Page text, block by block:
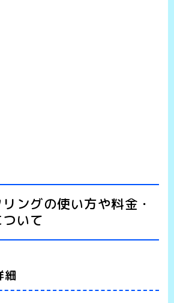
ングの使い方や料金・
いて
細